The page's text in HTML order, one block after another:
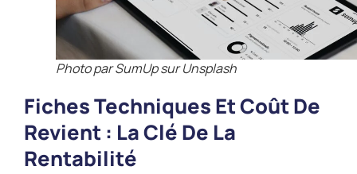
Photo par SumUp sur Unsplash
Fiches Techniques Et Coût De
Revient : La Clé De La
Rentabilité